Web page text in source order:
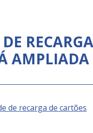
RECARGA
AMPLIADA
de recarga de cartões